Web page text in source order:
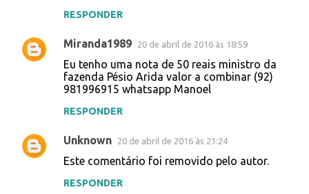
RESPONDER
Miranda1989 20 de abril de 2016 às 18:59
Eu tenho uma nota de 50 reais ministro da
fazenda Pésio Arida valor a combinar (92)
981996915 whatsapp Manoel
RESPONDER
Unknown 20 de abril de 2016 às 21:24
Este comentário foi removido pelo autor.
RESPONDER